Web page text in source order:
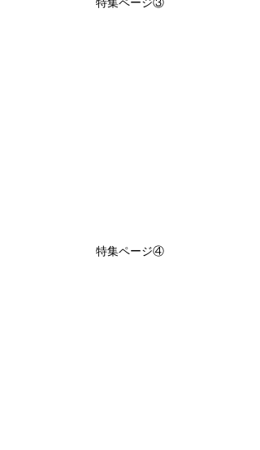
特集ページ③
特集ページ④